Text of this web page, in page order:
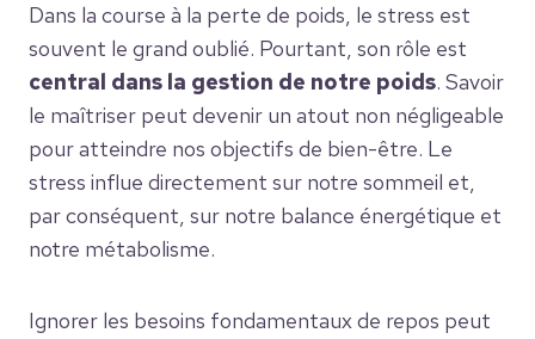
Dans la course à la perte de poids, le stress est
souvent le grand oublié. Pourtant, son rôle est
central dans la gestion de notre poids. Savoir
le maîtriser peut devenir un atout non négligeable
pour atteindre nos objectifs de bien-être. Le
stress influe directement sur notre sommeil et,
par conséquent, sur notre balance énergétique et
notre métabolisme.
Ignorer les besoins fondamentaux de repos peut